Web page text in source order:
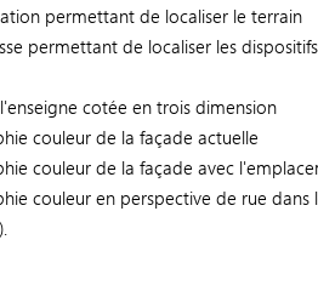
permettant de localiser le terrain
permettant de localiser les
cotée en trois dimension
couleur de la façade actuelle
couleur de la façade avec
couleur en perspective de rue dans